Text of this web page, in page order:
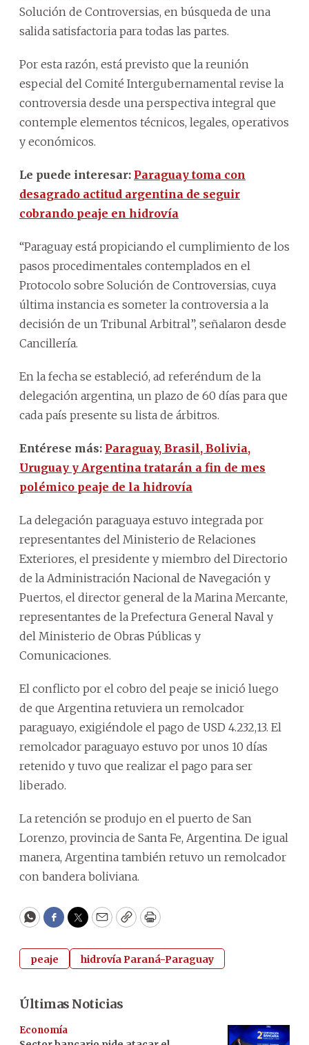
Solución de Controversias, en búsqueda de una
salida satisfactoria para todas las partes.
Por esta razón, está previsto que la reunión
especial del Comité Intergubernamental revise la
controversia desde una perspectiva integral que
contemple elementos técnicos, legales, operativos
y económicos.
Le puede interesar: Paraguay toma con
desagrado actitud argentina de seguir
cobrando peaje en hidrovía
“Paraguay está propiciando el cumplimiento de los
pasos procedimentales contemplados en el
Protocolo sobre Solución de Controversias, cuya
última instancia es someter la controversia a la
decisión de un Tribunal Arbitral”, señalaron desde
Cancillería.
En la fecha se estableció, ad referéndum de la
delegación argentina, un plazo de 60 días para que
cada país presente su lista de árbitros.
Entérese más: Paraguay, Brasil, Bolivia,
Uruguay y Argentina tratarán a fin de mes
polémico peaje de la hidrovía
La delegación paraguaya estuvo integrada por
representantes del Ministerio de Relaciones
Exteriores, el presidente y miembro del Directorio
de la Administración Nacional de Navegación y
Puertos, el director general de la Marina Mercante,
representantes de la Prefectura General Naval y
del Ministerio de Obras Públicas y
Comunicaciones.
El conflicto por el cobro del peaje se inició luego
de que Argentina retuviera un remolcador
paraguayo, exigiéndole el pago de USD 4.232,13. El
remolcador paraguayo estuvo por unos 10 días
retenido y tuvo que realizar el pago para ser
liberado.
La retención se produjo en el puerto de San
Lorenzo, provincia de Santa Fe, Argentina. De igual
manera, Argentina también retuvo un remolcador
con bandera boliviana.
WhatsApp
Facebook
Twitter
EmailCopyPrint
peaje hidrovía Paraná-Paraguay
Últimas Noticias
Economía